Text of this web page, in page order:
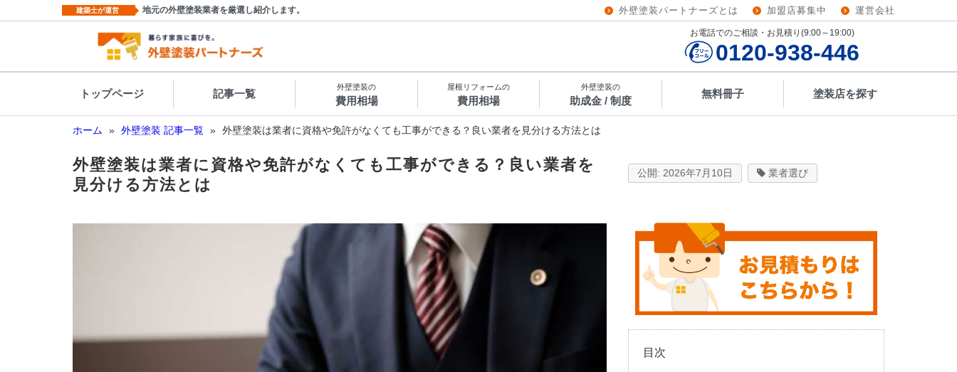
建築士が運営 地元の外壁塗装業者を厳選し紹介します。 外壁塗装パートナーズとは 加盟店募集中 運営会社
お電話でのご相談・お見積り(9:00～19:00)
0120-938-446
トップページ 記事一覧
外壁塗装の
費用相場
屋根リフォームの
費用相場
外壁塗装の
助成金 / 制度
無料冊子 塗装店を探す
ホーム » 外壁塗装 記事一覧 » 外壁塗装は業者に資格や免許がなくても工事ができる？良い業者を見分ける方法とは
外壁塗装は業者に資格や免許がなくても工事ができる？良い業者を
見分ける方法とは
2026年7月10日 業者選び
目次